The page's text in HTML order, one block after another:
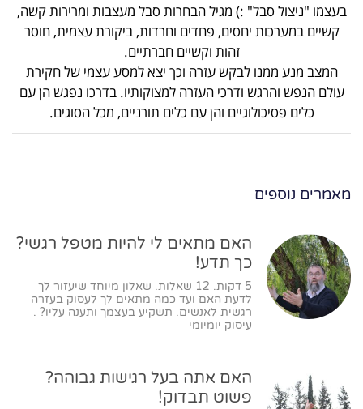
בעצמו "ניצול סבל" :) מגיל הבחרות סבל מעצבות ומרירות קשה,
קשיים במערכות יחסים, פחדים וחרדות, ביקורת עצמית, חוסר
זהות וקשיים חברתיים.
המצב מנע ממנו לבקש עזרה וכך יצא למסע עצמי של חקירת
עולם הנפש והרגש ודרכי העזרה למצוקותיו. בדרכו נפגש הן עם
כלים פסיכולוגיים והן עם כלים תורניים, מכל הסוגים.
מאמרים נוספים
האם מתאים לי להיות מטפל רגשי?
כך תדע!
5 דקות. 12 שאלות. שאלון מיוחד שיעזור לך
לדעת האם ועד כמה מתאים לך לעסוק בעזרה
רגשית לאנשים. תשקיע בעצמך ותענה עליו? .
עיסוק יומיומי
האם אתה בעל רגישות גבוהה?
פשוט תבדוק!